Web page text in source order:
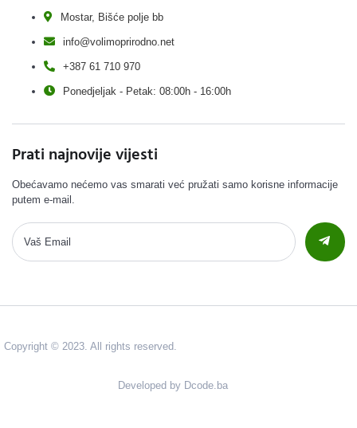
Mostar, Bišće polje bb
info@volimoprirodno.net
+387 61 710 970
Ponedjeljak - Petak: 08:00h - 16:00h
Prati najnovije vijesti
Obećavamo nećemo vas smarati već pružati samo korisne informacije
putem e-mail.
Copyright © 2023. All rights reserved.
Developed by Dcode.ba